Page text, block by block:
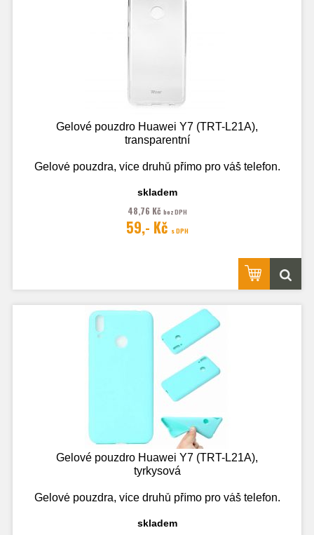
Gelové pouzdro Huawei Y7 (TRT-L21A),
transparentní
Gelové pouzdra, více druhů přímo pro váš telefon.
Fotografie je pouze ilustrační.
skladem
48,76 Kč bez DPH
59,- Kč s DPH
Gelové pouzdro Huawei Y7 (TRT-L21A),
tyrkysová
Gelové pouzdra, více druhů přímo pro váš telefon.
skladem